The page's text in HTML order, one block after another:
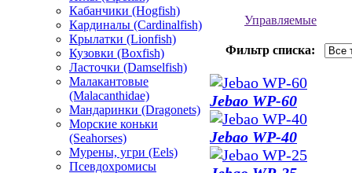
Кабанчики (Hogfish)
Кардиналы (Cardinalfish)
Крылатки (Lionfish)
Кузовки (Boxfish)
Ласточки (Damselfish)
Малакантовые
(Malacanthidae)
Мандаринки (Dragonets)
Морские коньки
(Seahorses)
Мурены, угри (Eels)
Псевдохромисы
Управляемые
Фильтр списка:
Jebao WP-60
Jebao WP-40